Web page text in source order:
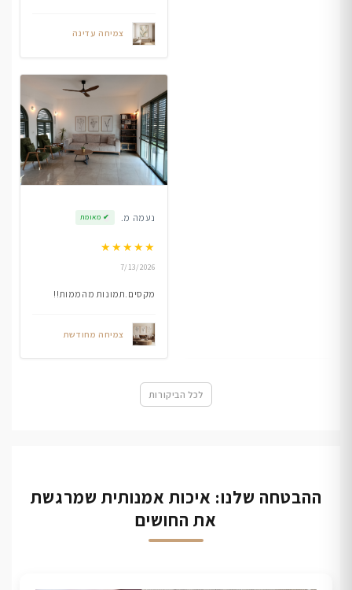
צמיחה עדינה
נעמה מ. ✔ מאומת
★★★★★
7/13/2026
מקסים.תמונות מהממות!!
צמיחה מחודשת
לכל הביקורות
ההבטחה שלנו: איכות אמנותית שמרגשת
את החושים